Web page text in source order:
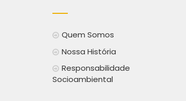
Quem Somos
Nossa História
Responsabilidade
Socioambiental